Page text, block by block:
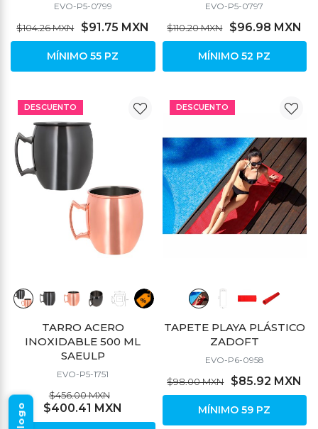
EVO-P5-0799
$104.26 MXN $91.75 MXN
MÍNIMO 55 PZ
EVO-P5-0797
$110.20 MXN $96.98 MXN
MÍNIMO 52 PZ
DESCUENTO
TARRO ACERO
INOXIDABLE 500 ML
SAEULP
EVO-P5-1751
$456.00 MXN
$400.41 MXN
DESCUENTO
TAPETE PLAYA PLÁSTICO
ZADOFT
EVO-P6-0958
$98.00 MXN $85.92 MXN
MÍNIMO 59 PZ